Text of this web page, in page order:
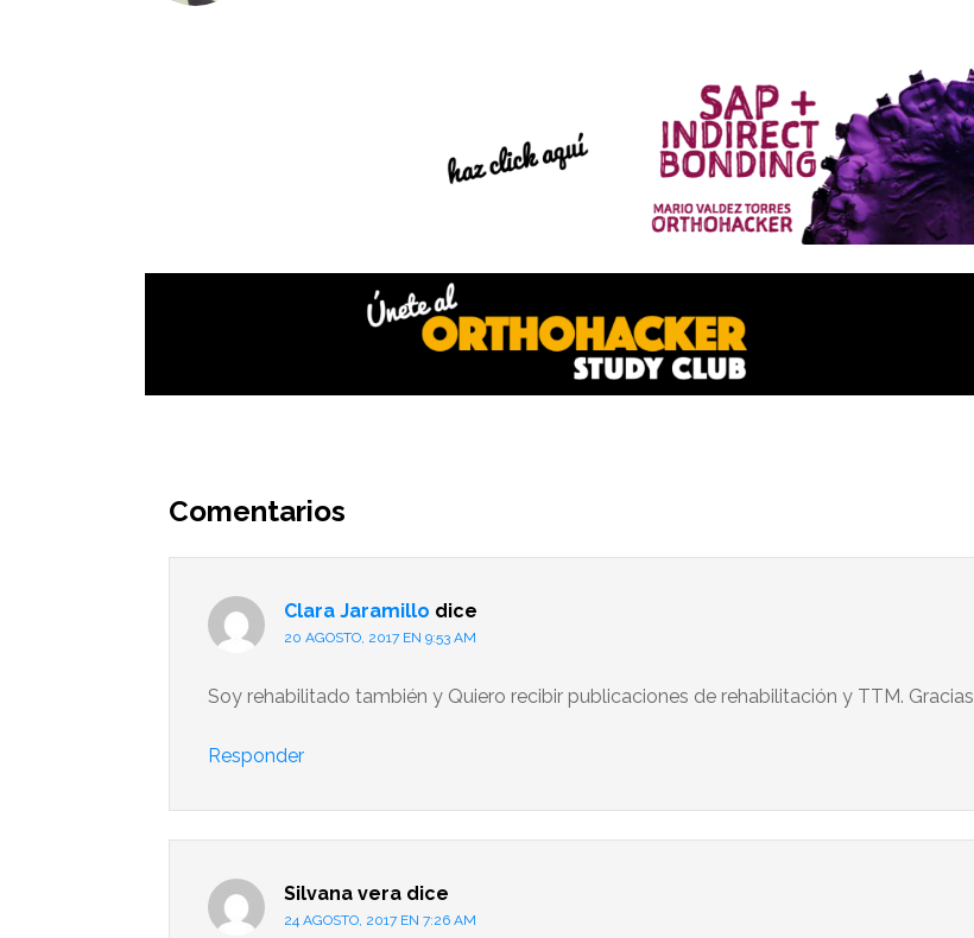
del
lector
Comentarios
Clara Jaramillo dice
20 AGOSTO, 2017 EN 9:53 AM
Soy rehabilitado también y Quiero recibir publicaciones de rehabilitación y TTM. Gracias
Responder
Silvana vera dice
24 AGOSTO, 2017 EN 7:26 AM